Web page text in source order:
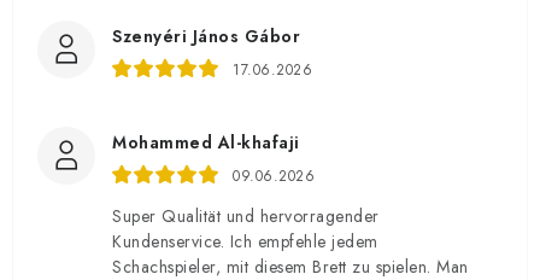
Szenyéri János Gábor
17.06.2026
Mohammed Al-khafaji
09.06.2026
Super Qualität und hervorragender
Kundenservice. Ich empfehle jedem
Schachspieler, mit diesem Brett zu spielen. Man